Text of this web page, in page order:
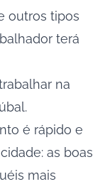
outros tipos
terá
na
é rápido e
as boas
mais